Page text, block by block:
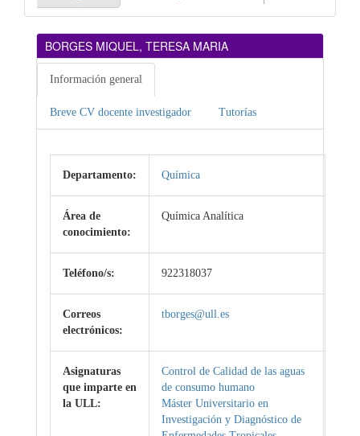
BORGES MIQUEL, TERESA MARIA
Información general
Breve CV docente investigador Tutorías
Departamento: Química
Área de
conocimiento:
Química Analítica
Teléfono/s: 922318037
Correos
electrónicos:
tborges@ull.es
Asignaturas
que imparte en
la ULL:
Control de Calidad de las aguas
de consumo humano
Máster Universitario en
Investigación y Diagnóstico de